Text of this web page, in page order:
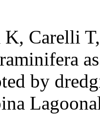
K, Carelli
by